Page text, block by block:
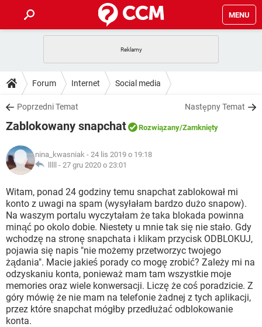
MENU
GRY WHATSAPP
SPOTIFY
INSTAGRAM FACEBOOK
WINDOWS 10
PORADY
PlayStation
INSTAGRAM FACEBOOK
WINDOWS 10
DO POBRANIA
ANDROID TIKTOK
GRY
IOS
INSTAGRAM FACEBOOK
WINDOWS 10
COVID-19 TIKTOK
GRY
SPOTIFY NETFLIX
INSTAGRAM FACEBOOK
WINDOWS 10
ARTYKUŁY
COVID-19 TIKTOK
GRY WHATSAPP
SPOTIFY NETFLIX
INSTAGRAM FACEBOOK
WINDOWS 10
Forum Internet Social media
Poprzedni Temat Następny Temat
Zablokowany snapchat Rozwiązany/Zamknięty
nina_kwasniak - 24 lis 2019 o 19:18
lllll - 27 gru 2020 o 23:01
Witam, ponad 24 godziny temu snapchat zablokował mi
konto z uwagi na spam (wysyłałam bardzo dużo snapow).
Na waszym portalu wyczytałam że taka blokada powinna
minąć po okolo dobie. Niestety u mnie tak się nie stało. Gdy
wchodzę na stronę snapchata i klikam przycisk ODBLOKUJ,
pojawia się napis "nie możemy przetworzyc twojego
żądania". Macie jakieś porady co mogę zrobić? Zależy mi na
odzyskaniu konta, ponieważ mam tam wszystkie moje
memories oraz wiele konwersacji. Liczę że coś poradzicie. Z
góry mówię że nie mam na telefonie żadnej z tych aplikacji,
przez które snapchat mógłby przedłużać odblokowanie
konta.